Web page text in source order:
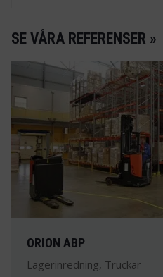
SE VÅRA REFERENSER »
ORION ABP
Lagerinredning, Truckar